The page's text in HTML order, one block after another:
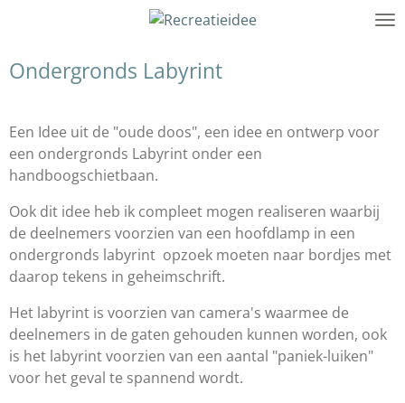
naar
de
Ondergronds Labyrint
Een Idee uit de "oude doos", een idee en ontwerp voor
een ondergronds Labyrint onder een
handboogschietbaan.
Ook dit idee heb ik compleet mogen realiseren waarbij
de deelnemers voorzien van een hoofdlamp in een
ondergronds labyrint opzoek moeten naar bordjes met
daarop tekens in geheimschrift.
Het labyrint is voorzien van camera's waarmee de
deelnemers in de gaten gehouden kunnen worden, ook
is het labyrint voorzien van een aantal "paniek-luiken"
voor het geval te spannend wordt.